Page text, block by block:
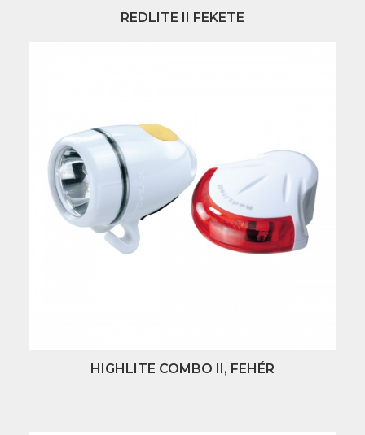
REDLITE II FEKETE
HIGHLITE COMBO II, FEHÉR